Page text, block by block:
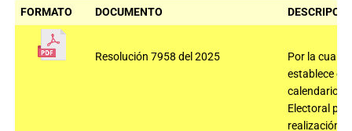
FORMATO DOCUMENTO
Resolución 7958 del 2025
Por la cual se
establece el
calendario
Electoral
realización